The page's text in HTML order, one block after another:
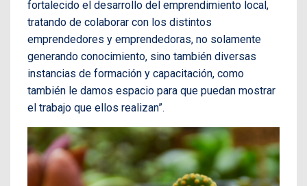
fortalecido el desarrollo del emprendimiento local,
tratando de colaborar con los distintos
emprendedores y emprendedoras, no solamente
generando conocimiento, sino también diversas
instancias de formación y capacitación, como
también le damos espacio para que puedan mostrar
el trabajo que ellos realizan”.